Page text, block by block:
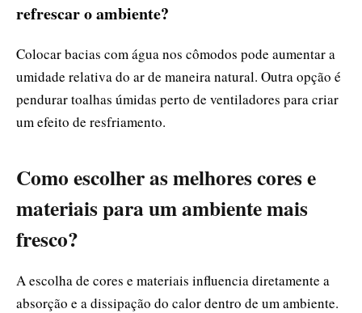
refrescar o ambiente?
Colocar bacias com água nos cômodos pode aumentar a
umidade relativa do ar de maneira natural. Outra opção é
pendurar toalhas úmidas perto de ventiladores para criar
um efeito de resfriamento.
Como escolher as melhores cores e
materiais para um ambiente mais
fresco?
A escolha de cores e materiais influencia diretamente a
absorção e a dissipação do calor dentro de um ambiente.